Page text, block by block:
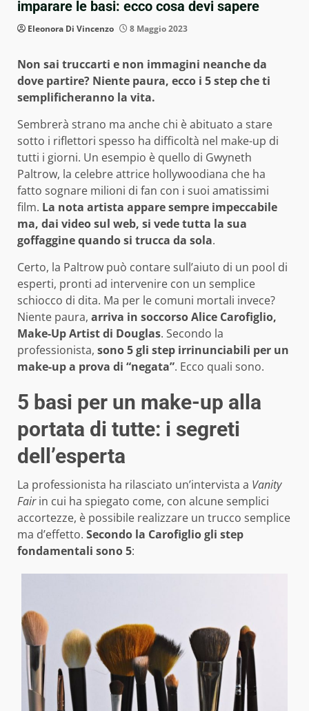
imparare le basi: ecco cosa devi sapere
Eleonora Di Vincenzo 8 Maggio 2023
Non sai truccarti e non immagini neanche da
dove partire? Niente paura, ecco i 5 step che ti
semplificheranno la vita.
Sembrerà strano ma anche chi è abituato a stare
sotto i riflettori spesso ha difficoltà nel make-up di
tutti i giorni. Un esempio è quello di Gwyneth
Paltrow, la celebre attrice hollywoodiana che ha
fatto sognare milioni di fan con i suoi amatissimi
film. La nota artista appare sempre impeccabile
ma, dai video sul web, si vede tutta la sua
goffaggine quando si trucca da sola.
Certo, la Paltrow può contare sull’aiuto di un pool di
esperti, pronti ad intervenire con un semplice
schiocco di dita. Ma per le comuni mortali invece?
Niente paura, arriva in soccorso Alice Carofiglio,
Make-Up Artist di Douglas. Secondo la
professionista, sono 5 gli step irrinunciabili per un
make-up a prova di “negata”. Ecco quali sono.
5 basi per un make-up alla
portata di tutte: i segreti
dell’esperta
La professionista ha rilasciato un’intervista a Vanity
Fairin cui ha spiegato come, con alcune semplici
accortezze, è possibile realizzare un trucco semplice
ma d’effetto. Secondo la Carofiglio gli step
fondamentali sono 5: